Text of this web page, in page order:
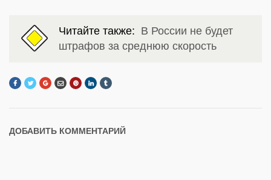
Читайте также: В России не будет
штрафов за среднюю скорость
ДОБАВИТЬ КОММЕНТАРИЙ